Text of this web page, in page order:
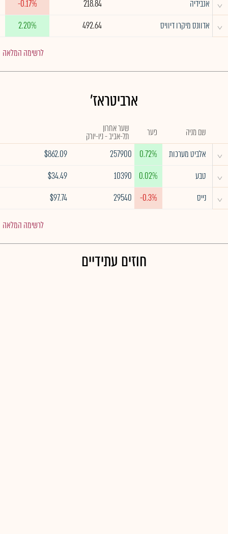
^ אנבידיה 218.84
-0.17%
^ אדוונס מיקרו דיוויס 492.64
2.20%
לרשימה המלאה
ארביטראז'
שם מניה פער שער אחרון
תל-אביב - ניו-יורק
^ אלביט מערכות 0.72%
257900
$862.09
^ טבע 0.02%
10390
$34.49
^ נייס -0.3%
29540
$97.74
לרשימה המלאה
חוזים עתידיים